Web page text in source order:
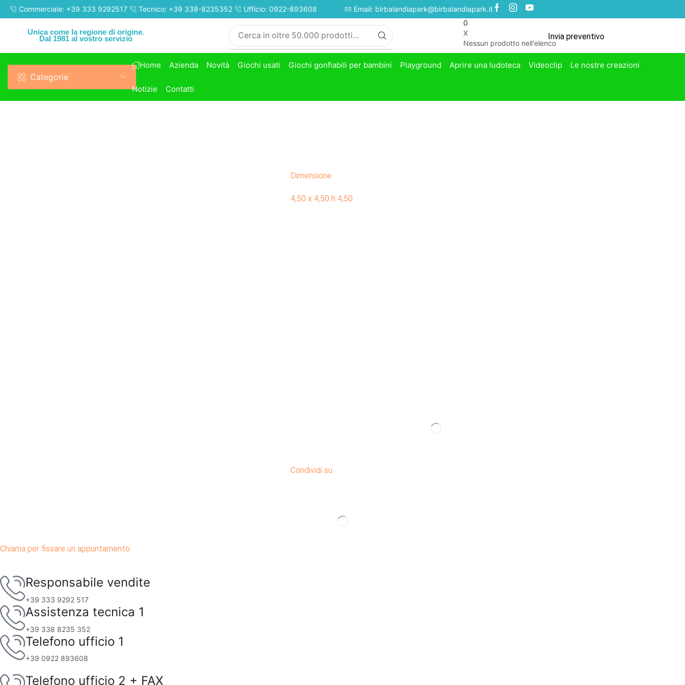
Commerciale: +39 333 9292517 Tecnico: +39 338-8235352 Ufficio: 0922-893608 Email: birbalandiapark@birbalandiapark.it
Unica come la regione di origine.
Dal 1981 al vostro servizio
0
X
Nessun prodotto nell'elenco
Invia preventivo
Categorie
Home Azienda Novità Giochi usati Giochi gonfiabili per bambini Playground Aprire una ludoteca Videoclip Le nostre creazioni
Notizie Contatti
Dimensione
4,50 x 4,50 h 4,50
Condividi su
Chiama per fissare un appuntamento
Responsabile vendite
+39 333 9292 517
Assistenza tecnica 1
+39 338 8235 352
Telefono ufficio 1
+39 0922 893608
Telefono ufficio 2 + FAX